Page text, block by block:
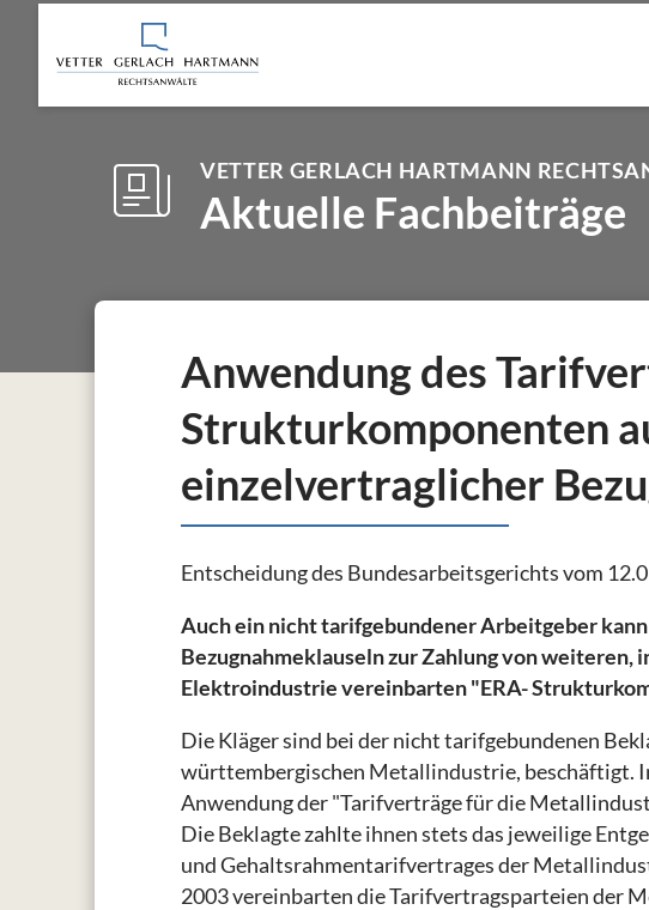
VETTER GERLACH HARTMANN
Aktuelle Fachbeiträge
Anwendung des
Strukturkomponenten
einzelvertraglicher
Entscheidung des Bundesarbeitsgerichts vom
Auch ein nicht tarifgebundener Arbeitgeber
Bezugnahmeklauseln zur Zahlung von weiteren,
Elektroindustrie vereinbarten "ERA-
Die Kläger sind bei der nicht tarifgebundenen
württembergischen Metallindustrie, beschäftigt.
Anwendung der "Tarifverträge für die
Die Beklagte zahlte ihnen stets das jeweilige
und Gehaltsrahmentarifvertrages der
2003 vereinbarten die Tarifvertragsparteien der